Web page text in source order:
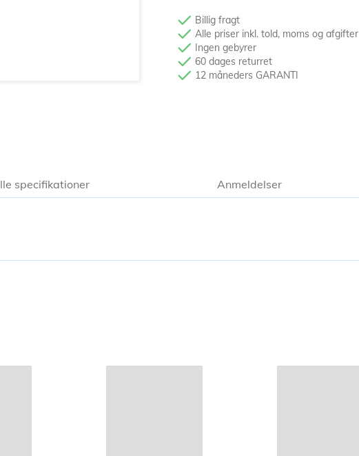
Billig fragt
Alle priser inkl. told, moms og afgifter
Ingen gebyrer
60 dages returret
12 måneders GARANTI
specifikationer Anmeldelser